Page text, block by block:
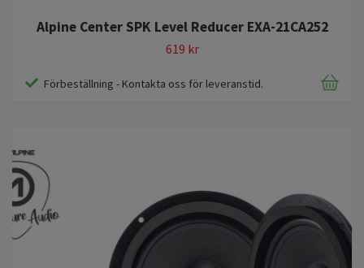
Alpine Center SPK Level Reducer EXA-21CA252
619 kr
Förbeställning - Kontakta oss för leveranstid.